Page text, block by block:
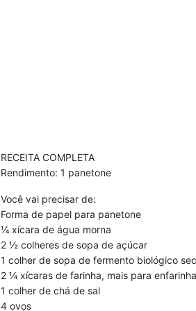
RECEITA COMPLETA
Rendimento: 1 panetone
Você vai precisar de:
Forma de papel para panetone
¼ xícara de água morna
2 ½ colheres de sopa de açúcar
1 colher de sopa de fermento biológico
2 ¼ xícaras de farinha, mais para
1 colher de chá de sal
4 ovos